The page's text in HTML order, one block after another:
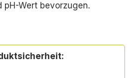
pH-Wert bevorzugen.